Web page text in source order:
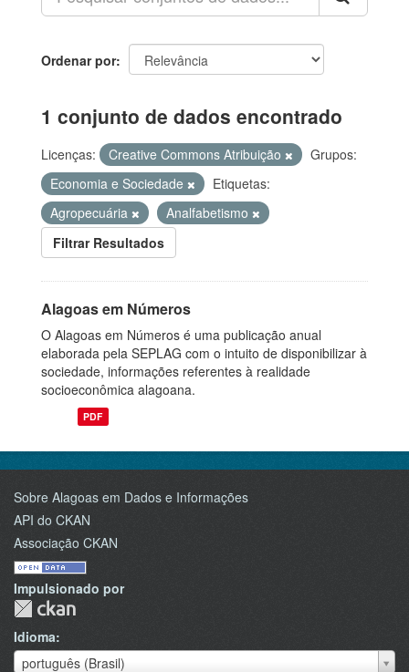
Ordenar por
1 conjunto de dados encontrado
Licenças: Creative Commons Atribuição
Grupos:
Economia e Sociedade
Etiquetas:
Agropecuária
Analfabetismo
Filtrar Resultados
Alagoas em Números
O Alagoas em Números é uma publicação anual
elaborada pela SEPLAG com o intuito de disponibilizar à
sociedade, informações referentes à realidade
socioeconômica alagoana.
PDF
Sobre Alagoas em Dados e Informações
API do CKAN
Associação CKAN
Impulsionado por
Idioma
português (Brasil)
Idioma